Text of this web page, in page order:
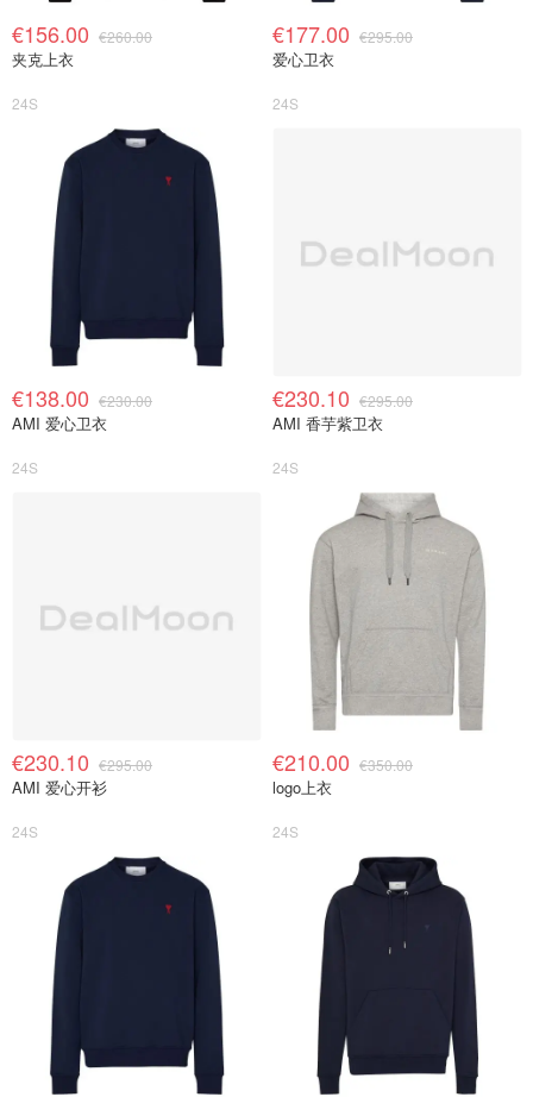
€156.00 €260.00
夹克上衣
24S
€177.00 €295.00
爱心卫衣
24S
€138.00 €230.00
AMI 爱心卫衣
24S
€230.10 €295.00
AMI 香芋紫卫衣
24S
€230.10 €295.00
AMI 爱心开衫
24S
€210.00 €350.00
logo上衣
24S